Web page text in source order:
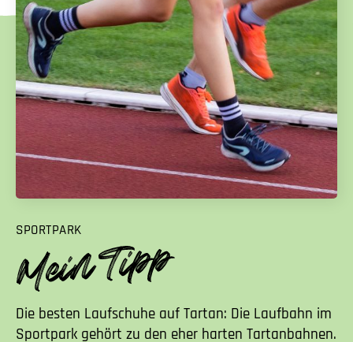
SPORTPARK
Die besten Laufschuhe auf Tartan: Die Laufbahn im
Sportpark gehört zu den eher harten Tartanbahnen.